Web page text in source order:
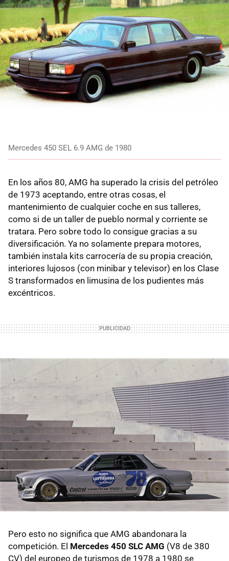
Mercedes 450 SEL 6.9 AMG de 1980
En los años 80, AMG ha superado la crisis del petróleo
de 1973 aceptando, entre otras cosas, el
mantenimiento de cualquier coche en sus talleres,
como si de un taller de pueblo normal y corriente se
tratara. Pero sobre todo lo consigue gracias a su
diversificación. Ya no solamente prepara motores,
también instala kits carrocería de su propia creación,
interiores lujosos (con minibar y televisor) en los Clase
S transformados en limusina de los pudientes más
excéntricos.
Pero esto no significa que AMG abandonara la
competición. El Mercedes 450 SLC AMG (V8 de 380
CV) del europeo de turismos de 1978 a 1980 se